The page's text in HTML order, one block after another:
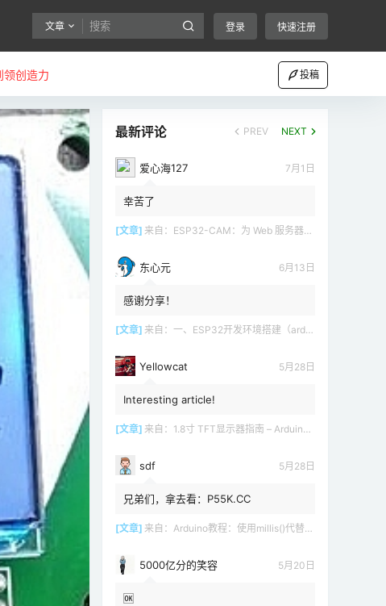
文章 登录 快速注册
领创造力 投稿
最新评论 PREV NEXT
爱心海127 7月1日
幸苦了
[文章] 来自： ESP32-CAM：为 Web 服务器（Arduino IDE）设置接入点（AP）
东心元 6月13日
感谢分享！
[文章] 来自： 一、ESP32开发环境搭建（arduino）
Yellowcat 5月28日
Interesting article!
[文章] 来自： 1.8寸 TFT显示器指南 – Arduino教程
sdf 5月28日
兄弟们，拿去看：P55K.CC
[文章] 来自： Arduino教程：使用millis()代替delay()
5000亿分的笑容 5月20日
🆗